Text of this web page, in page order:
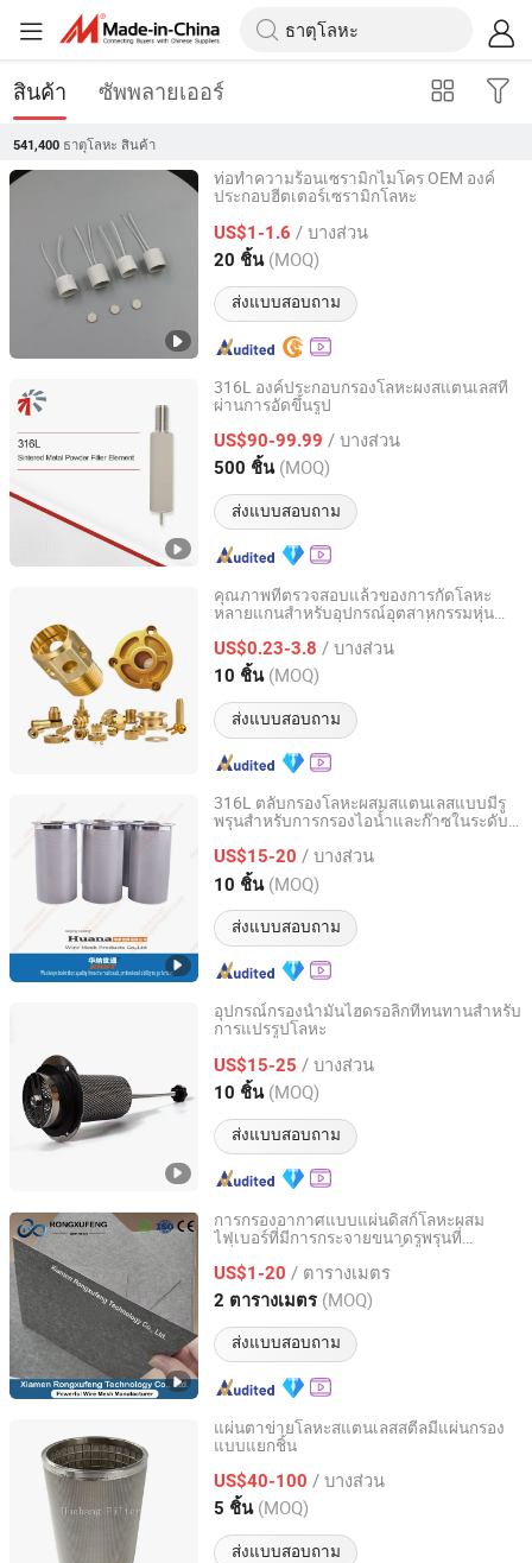
สินค้า ซัพพลายเออร์
541,400 ธาตุโลหะ สินค้า
ท่อทำความร้อนเซรามิกไมโคร OEM องค์
ประกอบฮีตเตอร์เซรามิกโลหะ
US$1-1.6 / บางส่วน
20 ชิ้น (MOQ)
ส่งแบบสอบถาม
Jiangsu Fist Special Ceramic Co., Ltd.
Jiangsu, China อัตราจาก 2023
316L องค์ประกอบกรองโลหะผงสแตนเลสที่
ผ่านการอัดขึ้นรูป
US$90-99.99 / บางส่วน
500 ชิ้น (MOQ)
ส่งแบบสอบถาม
CISRI HY&POR TECHNOLOGY CO., LTD.
Beijing, China อัตราจาก 2021
คุณภาพที่ตรวจสอบแล้วของการกัดโลหะ
หลายแกนสำหรับอุปกรณ์อุตสาหกรรมหุ่น
US$0.23-3.8 / บางส่วน
10 ชิ้น (MOQ)
ส่งแบบสอบถาม
Suzhou Everich Industrial Tech Co., Ltd
Jiangsu, China อัตราจาก 2025
316L ตลับกรองโลหะผสมสแตนเลสแบบมีรู
พรุนสำหรับการกรองไอน้ำและก๊าซในระดับ
US$15-20 / บางส่วน
10 ชิ้น (MOQ)
ส่งแบบสอบถาม
Anping County Huana Wire Mesh Products Co., Ltd.
Hebei, China อัตราจาก 2023
อุปกรณ์กรองน้ำมันไฮดรอลิกที่ทนทานสำหรับ
การแปรรูปโลหะ
US$15-25 / บางส่วน
10 ชิ้น (MOQ)
ส่งแบบสอบถาม
Langfang Qiangshi Filtration Equipment Co., Ltd.
Hebei, China อัตราจาก 2025
การกรองอากาศแบบแผ่นดิสก์โลหะผสม
ไฟเบอร์ที่มีการกระจายขนาดรูพรุนที่
แตนเลสไฟเบอร์ฟelt
US$1-20 / ตารางเมตร
2 ตารางเมตร (MOQ)
ส่งแบบสอบถาม
Xiamen Rongxufeng Technology Co., Ltd.
Fujian, China อัตราจาก 2026
แผ่นตาข่ายโลหะสแตนเลสสตีลมีแผ่นกรอง
แบบแยกชิ้น
US$40-100 / บางส่วน
5 ชิ้น (MOQ)
ส่งแบบสอบถาม
Xinxiang City Huahang Filter Co., Ltd.
Henan, China อัตราจาก 2018